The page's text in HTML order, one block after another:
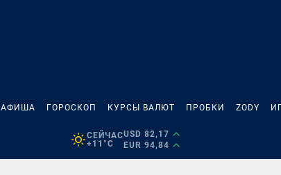
АФИША ГОРОСКОП КУРСЫ ВАЛЮТ ПРОБКИ ZODY
СЕЙЧАС
+11°C
USD 82,17
EUR 94,84